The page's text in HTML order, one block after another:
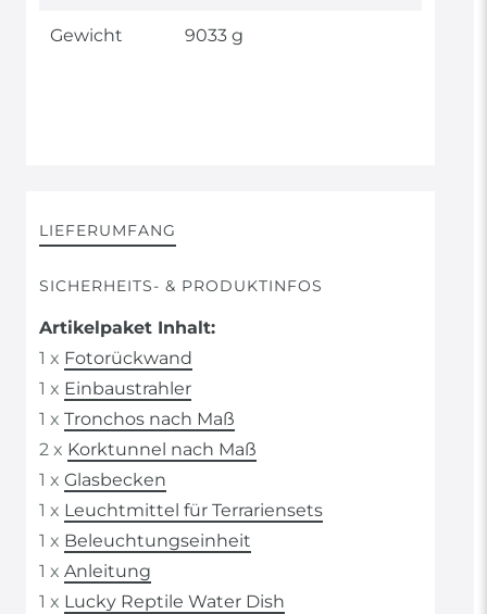
Gewicht 9033 g
LIEFERUMFANG
SICHERHEITS- & PRODUKTINFOS
Artikelpaket Inhalt:
1 x Fotorückwand
1 x Einbaustrahler
1 x Tronchos nach Maß
2 x Korktunnel nach Maß
1 x Glasbecken
1 x Leuchtmittel für Terrariensets
1 x Beleuchtungseinheit
1 x Anleitung
1 x Lucky Reptile Water Dish